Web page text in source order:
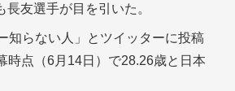
友選手が目を引いた。
知らない人」とツイッターに投稿
時点（6月14日）で28.26歳と日本